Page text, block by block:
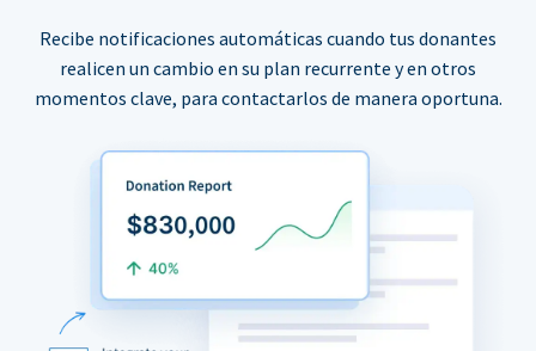
Recibe notificaciones automáticas cuando tus donantes
realicen un cambio en su plan recurrente y en otros
momentos clave, para contactarlos de manera oportuna.